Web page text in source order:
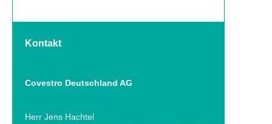
Kontakt
Covestro Deutschland AG
Herr Jens Hachtel